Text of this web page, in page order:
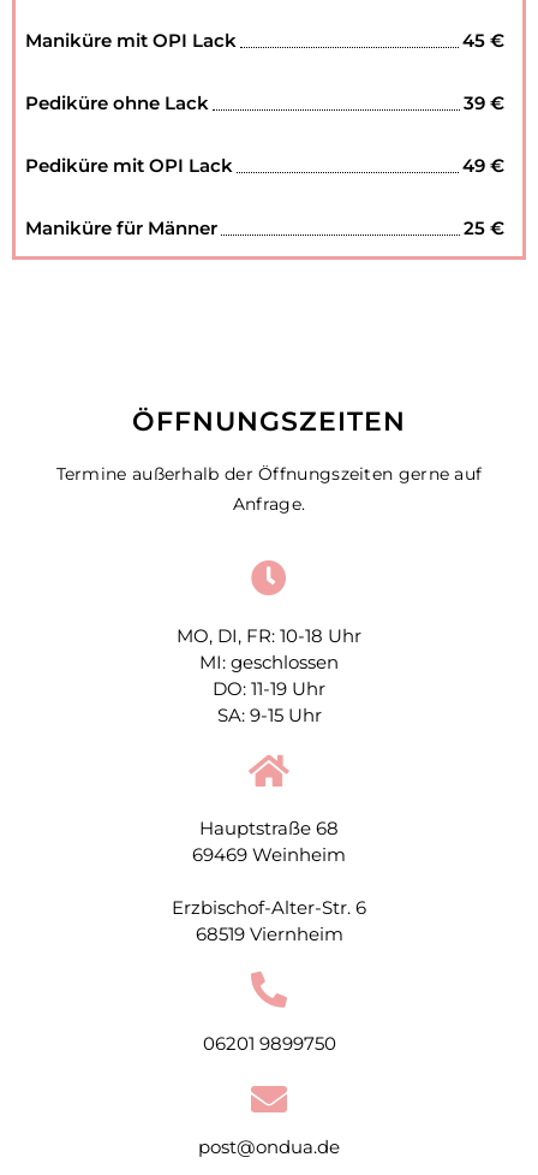
Maniküre mit OPI Lack 45 €
Pediküre ohne Lack 39 €
Pediküre mit OPI Lack 49 €
Maniküre für Männer 25 €
ÖFFNUNGSZEITEN
Termine außerhalb der Öffnungszeiten gerne auf
Anfrage.
MO, DI, FR: 10-18 Uhr
MI: geschlossen
DO: 11-19 Uhr
SA: 9-15 Uhr
Hauptstraße 68
69469 Weinheim
Erzbischof-Alter-Str. 6
68519 Viernheim
06201 9899750
post@ondua.de